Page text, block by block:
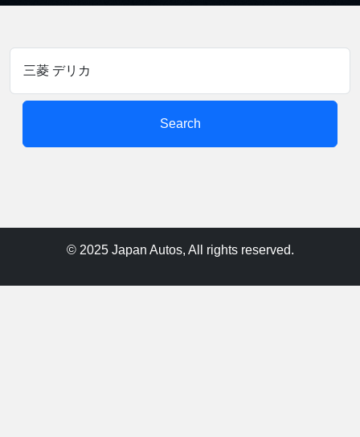
Search
© 2025 Japan Autos, All rights reserved.